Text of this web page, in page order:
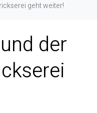
geht weiter!
der